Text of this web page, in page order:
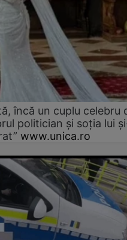
încă un cuplu celebru
politician și soția lui
www.unica.ro